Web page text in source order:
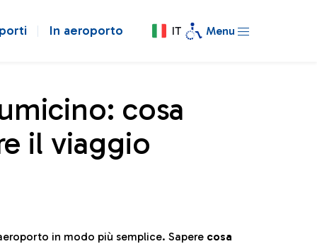
In aeroporto IT Menu
cosa
il viaggio
in modo più semplice. Sapere cosa